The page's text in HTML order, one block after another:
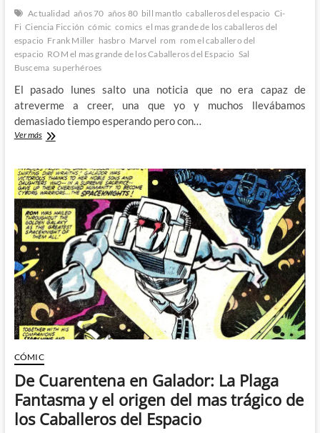
Actualidad años 70 años 80 bill mantlo caballeros del espacio Ci-
Fi Ciencia Ficción cómic comics el mas grande de los caballeros del
espacio Frank Miller hasbro Marvel rom rom el caballero del
espacio ROM el mas grande de los Caballeros del Espacio Sal
Buscema superhéroes
El pasado lunes salto una noticia que no era capaz de
atreverme a creer, una que yo y muchos llevábamos
demasiado tiempo esperando pero con…
Ver másROM,
grande
de
los
Caballeros
del
Espacio
regresa
fin
a
Marvel
CÓMIC
De Cuarentena en Galador: La Plaga
Fantasma y el origen del mas trágico de
los Caballeros del Espacio